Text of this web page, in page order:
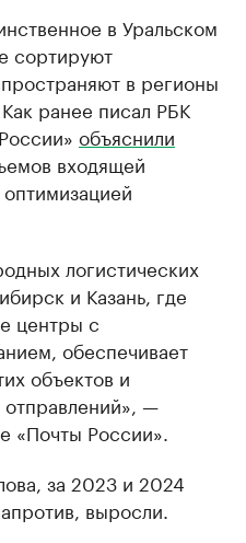
в Уральском
сортируют
в регионы
ранее писал РБК
объяснили
входящей
логистических
и Казань, где
центры с
обеспечивает
объектов и
—
«Почты России».
за 2023 и 2024
выросли.